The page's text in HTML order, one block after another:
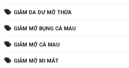
GIẢM DA DƯ MỠ THỪA
GIẢM MỠ BỤNG CÀ MAU
GIẢM MỠ CÀ MAU
GIẢM MỠ MI MẮT